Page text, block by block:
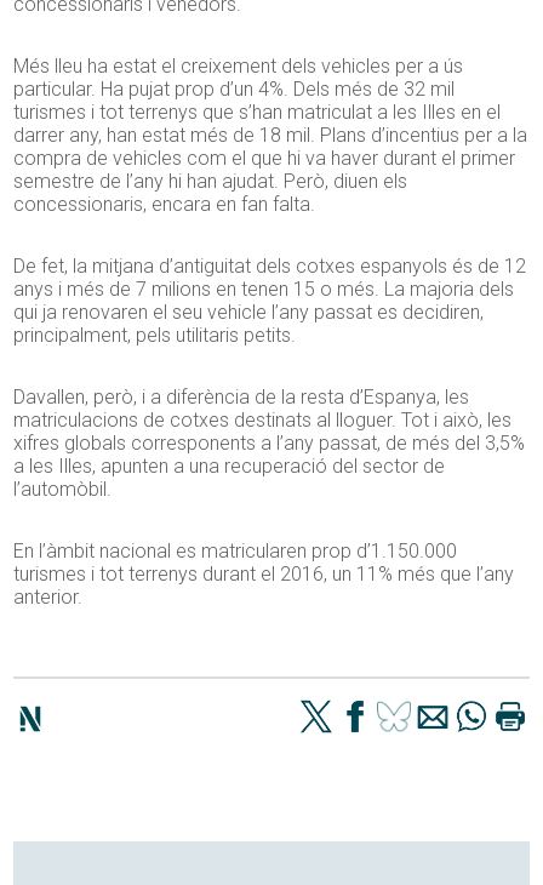
concessionaris i venedors.
Més lleu ha estat el creixement dels vehicles per a ús
particular. Ha pujat prop d’un 4%. Dels més de 32 mil
turismes i tot terrenys que s’han matriculat a les Illes en el
darrer any, han estat més de 18 mil. Plans d’incentius per a la
compra de vehicles com el que hi va haver durant el primer
semestre de l’any hi han ajudat. Però, diuen els
concessionaris, encara en fan falta.
De fet, la mitjana d’antiguitat dels cotxes espanyols és de 12
anys i més de 7 milions en tenen 15 o més. La majoria dels
qui ja renovaren el seu vehicle l’any passat es decidiren,
principalment, pels utilitaris petits.
Davallen, però, i a diferència de la resta d’Espanya, les
matriculacions de cotxes destinats al lloguer. Tot i això, les
xifres globals corresponents a l’any passat, de més del 3,5%
a les Illes, apunten a una recuperació del sector de
l’automòbil.
En l’àmbit nacional es matricularen prop d’1.150.000
turismes i tot terrenys durant el 2016, un 11% més que l’any
anterior.